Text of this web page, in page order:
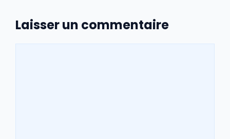
Laisser un commentaire